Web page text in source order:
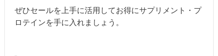
ぜひセールを上手に活用してお得にサプリメント・プ
ロテインを手に入れましょう。